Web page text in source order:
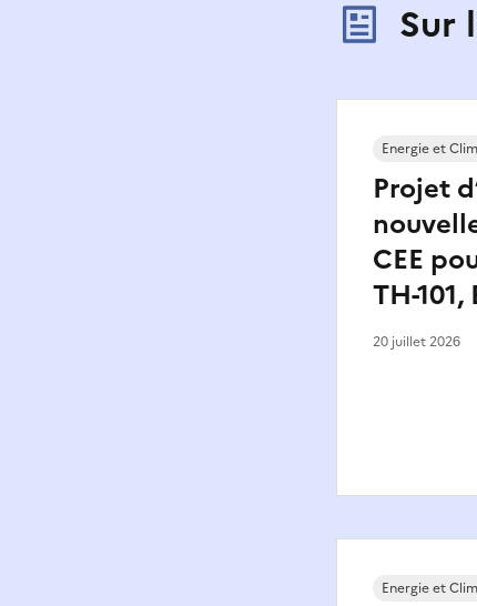
Sur
Projet
CEE
TH-101,
Energie et
20 juillet 2026
Energie et